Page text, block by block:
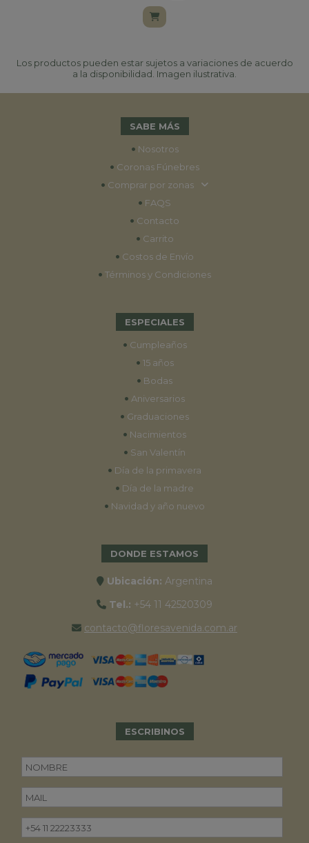
Los productos pueden estar sujetos a variaciones de acuerdo
a la disponibilidad. Imagen ilustrativa.
SABE MÁS
• Nosotros
• Coronas Fúnebres
• Comprar por zonas
• FAQS
• Contacto
• Carrito
• Costos de Envío
• Términos y Condiciones
ESPECIALES
• Cumpleaños
• 15 años
• Bodas
• Aniversarios
• Graduaciones
• Nacimientos
• San Valentín
• Día de la primavera
• Día de la madre
• Navidad y año nuevo
DONDE ESTAMOS
Ubicación: Argentina
Tel.: +54 11 42520309
contacto@floresavenida.com.ar
ESCRIBINOS